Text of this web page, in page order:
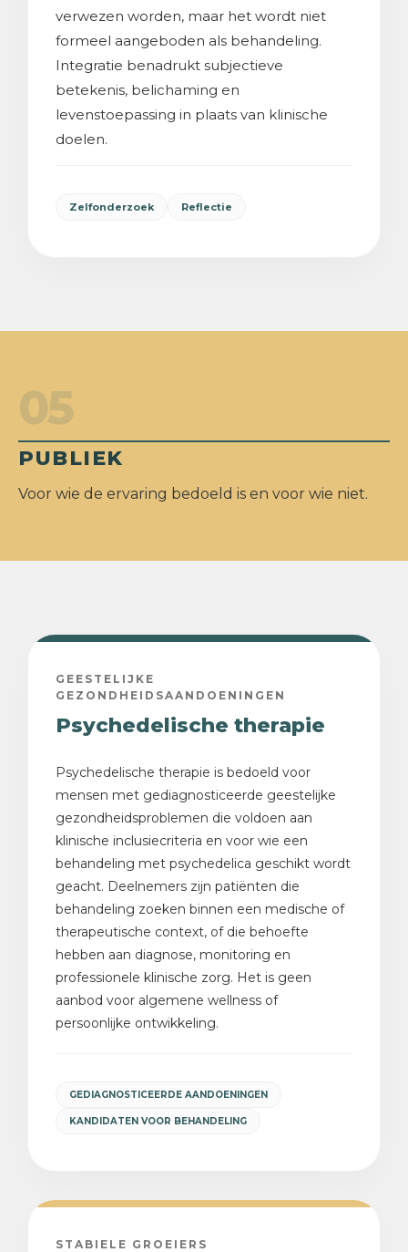
verwezen worden, maar het wordt niet
formeel aangeboden als behandeling.
Integratie benadrukt subjectieve
betekenis, belichaming en
levenstoepassing in plaats van klinische
doelen.
Zelfonderzoek Reflectie
05
PUBLIEK
Voor wie de ervaring bedoeld is en voor wie niet.
GEESTELIJKE
GEZONDHEIDSAANDOENINGEN
Psychedelische therapie
Psychedelische therapie is bedoeld voor
mensen met gediagnosticeerde geestelijke
gezondheidsproblemen die voldoen aan
klinische inclusiecriteria en voor wie een
behandeling met psychedelica geschikt wordt
geacht. Deelnemers zijn patiënten die
behandeling zoeken binnen een medische of
therapeutische context, of die behoefte
hebben aan diagnose, monitoring en
professionele klinische zorg. Het is geen
aanbod voor algemene wellness of
persoonlijke ontwikkeling.
GEDIAGNOSTICEERDE AANDOENINGEN
KANDIDATEN VOOR BEHANDELING
STABIELE GROEIERS